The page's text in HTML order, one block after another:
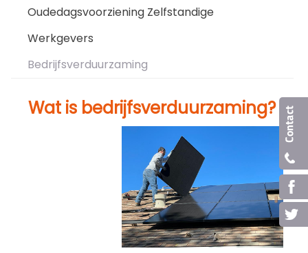
Oudedagsvoorziening Zelfstandige
Werkgevers
Bedrijfsverduurzaming
Wat is bedrijfsverduurzaming?